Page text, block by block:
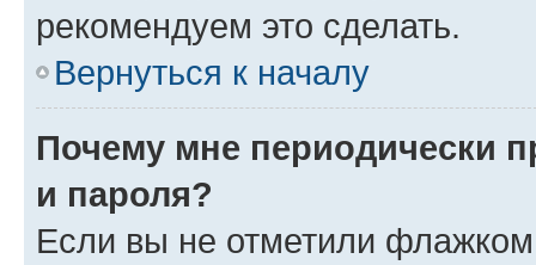
рекомендуем это сделать.
Вернуться к началу
Почему мне периодически
и пароля?
Если вы не отметили